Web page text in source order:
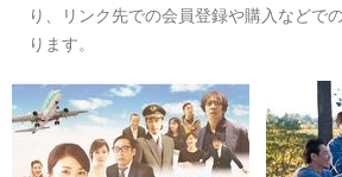
り、リンク先での会員登録や購入などで
ります。